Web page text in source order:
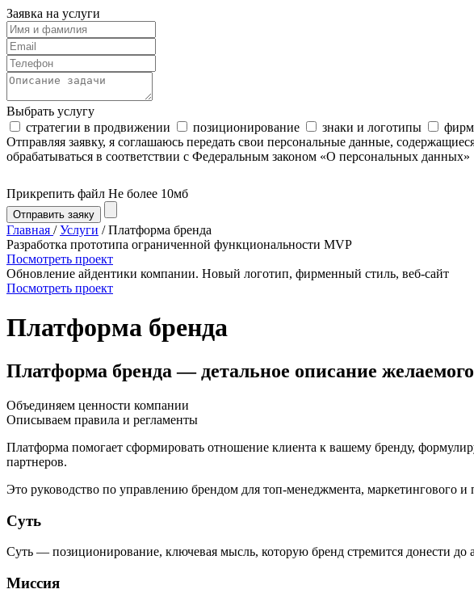
Заявка на услуги
Выбрать услугу
стратегии в продвижении
позиционирование знаки и логотипы
Отправляя заявку, я соглашаюсь передать свои персональные данные,
обрабатываться в соответствии с Федеральным законом «О персональных данных»
Прикрепить файл Не более 10мб
Отправить заяку
Главная /Услуги / Платформа бренда
Разработка прототипа ограниченной функциональности MVP
Посмотреть проект
Обновление айдентики компании. Новый логотип, фирменный стиль, веб-сайт
Посмотреть проект
Платформа бренда
Платформа бренда — детальное описание желаемого
Объединяем ценности компании
Описываем правила и регламенты
Платформа помогает сформировать отношение клиента к вашему бренду,
партнеров.
Это руководство по управлению брендом для топ-менеджмента, маркетингового
Суть
Суть — позиционирование, ключевая мысль, которую бренд стремится донести до
Миссия